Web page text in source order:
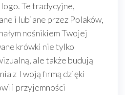
logo. Te tradycyjne,
i lubiane przez Polaków,
nośnikiem Twojej
krówki nie tylko
ale także budują
z Twoją firmą dzięki
i przyjemności